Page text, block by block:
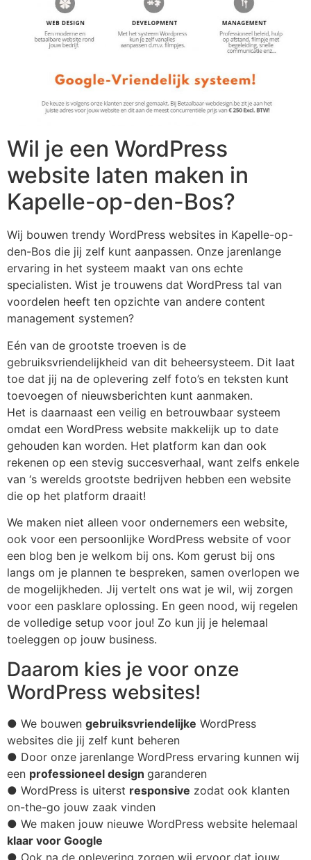
Wil je een WordPress
website laten maken in
Kapelle-op-den-Bos?
Wij bouwen trendy WordPress websites in Kapelle-op-
den-Bos die jij zelf kunt aanpassen. Onze jarenlange
ervaring in het systeem maakt van ons echte
specialisten. Wist je trouwens dat WordPress tal van
voordelen heeft ten opzichte van andere content
management systemen?
Eén van de grootste troeven is de
gebruiksvriendelijkheid van dit beheersysteem. Dit laat
toe dat jij na de oplevering zelf foto’s en teksten kunt
toevoegen of nieuwsberichten kunt aanmaken.
Het is daarnaast een veilig en betrouwbaar systeem
omdat een WordPress website makkelijk up to date
gehouden kan worden. Het platform kan dan ook
rekenen op een stevig succesverhaal, want zelfs enkele
van ‘s werelds grootste bedrijven hebben een website
die op het platform draait!
We maken niet alleen voor ondernemers een website,
ook voor een persoonlijke WordPress website of voor
een blog ben je welkom bij ons. Kom gerust bij ons
langs om je plannen te bespreken, samen overlopen we
de mogelijkheden. Jij vertelt ons wat je wil, wij zorgen
voor een pasklare oplossing. En geen nood, wij regelen
de volledige setup voor jou! Zo kun jij je helemaal
toeleggen op jouw business.
Daarom kies je voor onze
WordPress websites!
● We bouwen gebruiksvriendelijke WordPress
websites die jij zelf kunt beheren
● Door onze jarenlange WordPress ervaring kunnen wij
een professioneel design garanderen
● WordPress is uiterst responsive zodat ook klanten
on-the-go jouw zaak vinden
● We maken jouw nieuwe WordPress website helemaal
klaar voor Google
● Ook na de oplevering zorgen wij ervoor dat jouw